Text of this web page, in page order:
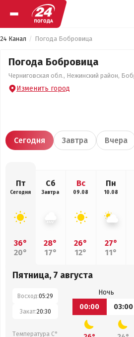
24 Канал Погода Бобровица
Погода Бобровица
Черниговская обл., Нежинский район,
Изменить город
Сегодня Завтра Вчера
Пт
Сегодня
36°
20°
Сб
Завтра
28°
17°
Вс
09.08
26°
12°
Пн
10.08
27°
11°
Пятница, 7 августа
Восход:05:29
Закат:20:30
Температура С°
Ночь
00:00
03:00